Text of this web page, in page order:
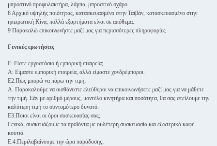
μπροστινό προφυλακτήρα, λάμπα, μπροστινό σχάρο
8 Αρχικό υψηλής ποιότητας, κατασκευασμένο στην Ταϊβάν, κατασκευασμένο στην
ηπειρωτική Κίνα, πολλά εξαρτήματα είναι σε απόθεμα.
9 Παρακαλώ επικοινωνήστε μαζί μας για περισσότερες πληροφορίες
Γενικές ερωτήσεις
Ε: Είστε εργοστάσιο ή εμπορική εταιρεία;
Α: Είμαστε εμπορική εταιρεία, αλλά είμαστε χονδρέμποροι.
Ε2.Πώς μπορώ να πάρω την τιμή;
Α. Παρακαλούμε να αισθάνεστε ελεύθεροι να επικοινωνήσετε μαζί μας για να μάθετε
την τιμή. Εάν με αριθμό μέρους, μοντέλο κινητήρα και ποσότητα, θα σας στείλουμε την
καλύτερη τιμή το συντομότερο δυνατό.
Ε3.Ποιοι είναι οι όροι συσκευασίας σας;
Γενικά, συσκευάζουμε τα προϊόντα με ουδέτερη συσκευασία και εξωτερικά καφέ
κουτιά.
Ε.4.Περιλαβαίνουμε την ώρα παράδοσης;